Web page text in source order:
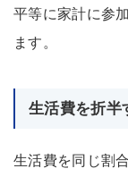
平等に家計に参
ます。
生活費を折半
生活費を同じ割